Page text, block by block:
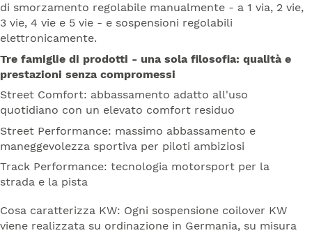
di smorzamento regolabile manualmente - a 1 via, 2 vie,
3 vie, 4 vie e 5 vie - e sospensioni regolabili
elettronicamente.
Tre famiglie di prodotti - una sola filosofia: qualità e
prestazioni senza compromessi
Street Comfort: abbassamento adatto all'uso
quotidiano con un elevato comfort residuo
Street Performance: massimo abbassamento e
maneggevolezza sportiva per piloti ambiziosi
Track Performance: tecnologia motorsport per la
strada e la pista
Cosa caratterizza KW: Ogni sospensione coilover KW
viene realizzata su ordinazione in Germania, su misura